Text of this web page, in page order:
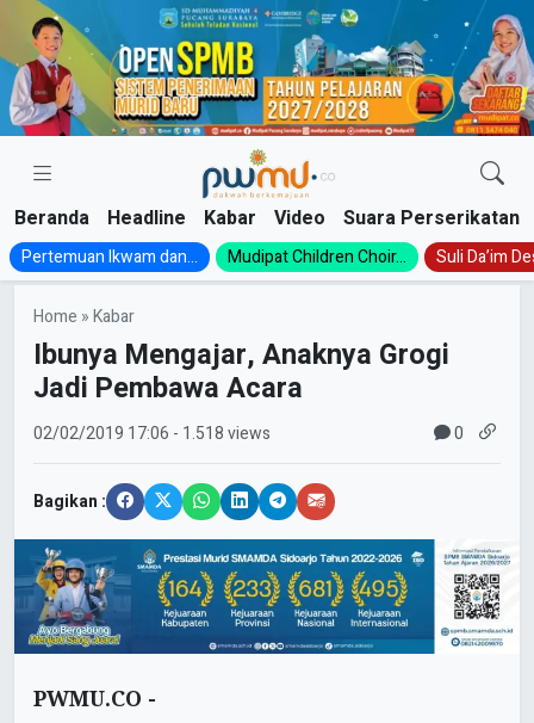
Skip
content
Beranda Headline Kabar Video Suara Perserikatan
Pertemuan Ikwam dan... Mudipat Children Choir... Suli Da’im
Home »Kabar
Ibunya Mengajar, Anaknya Grogi
Jadi Pembawa Acara
02/02/2019 17:06 - 1.518 views 0
Bagikan :
PWMU.CO -